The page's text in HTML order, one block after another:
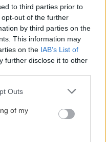
to third parties prior to
out of the further
by third parties on the
This information may
on the IAB’s List of
further disclose it to other
one or more Google
You may click to
its third-party tags to
in below Google
Outs
of my
της μάρκας που
της δημοφιλούς
Μπορεί να χειριστεί
σε στυλ